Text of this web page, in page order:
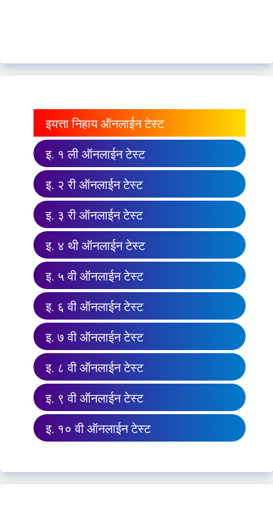
इयत्ता निहाय ऑनलाईन टेस्ट
इ. १ ली ऑनलाईन टेस्ट
इ. २ री ऑनलाईन टेस्ट
इ. ३ री ऑनलाईन टेस्ट
इ. ४ थी ऑनलाईन टेस्ट
इ. ५ वी ऑनलाईन टेस्ट
इ. ६ वी ऑनलाईन टेस्ट
इ. ७ वी ऑनलाईन टेस्ट
इ. ८ वी ऑनलाईन टेस्ट
इ. ९ वी ऑनलाईन टेस्ट
इ. १० वी ऑनलाईन टेस्ट